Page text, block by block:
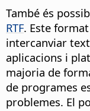
També és
RTF. Este
intercanviar
aplicacions i
majoria de
de programes
problemes. El